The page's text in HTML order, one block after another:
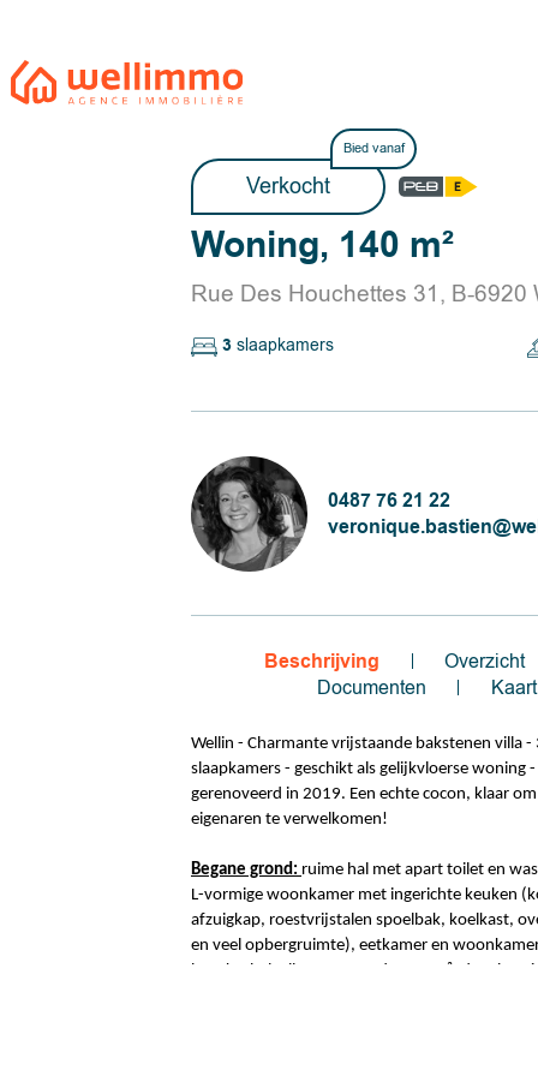
Bied vanaf
Verkocht
Woning, 140 m²
Rue Des Houchettes 31, B-6920
3 slaapkamers
0487 76 21 22
Beschrijving
Overzicht
Documenten
Kaart
Wellin - Charmante vrijstaande bakstenen villa -
slaapkamers - geschikt als gelijkvloerse woning
gerenoveerd in 2019. Een echte cocon, klaar
eigenaren te verwelkomen!
Begane grond: ruime hal met apart toilet en
L-vormige woonkamer met ingerichte keuken
afzuigkap, roestvrijstalen spoelbak, koelkast,
en veel opbergruimte), eetkamer en
slaapgedeelte